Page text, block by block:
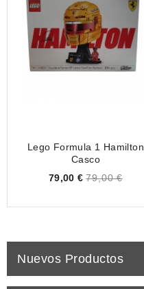
Lego Formula 1 Hamilton
Casco
Price
79,00 € 79,00 €
Nuevos Productos